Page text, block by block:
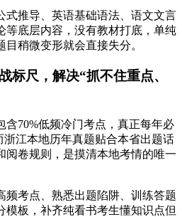
式推导、英语基础语法、语文文言
等底层内容，没有教材打底，单纯
稍微变形就会直接失分。
标尺，解决“抓不住重点、
含70%低频冷门考点，真正每年必
浙江本地历年真题贴合本省出题话
阅卷规则，是摸清本地考情的唯一
频考点、熟悉出题陷阱、训练答题
模板，补齐纯看书考生懂知识点但